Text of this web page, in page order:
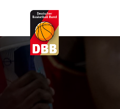
Suchvorschläge
Lorem Ipsum
Dolor Sit